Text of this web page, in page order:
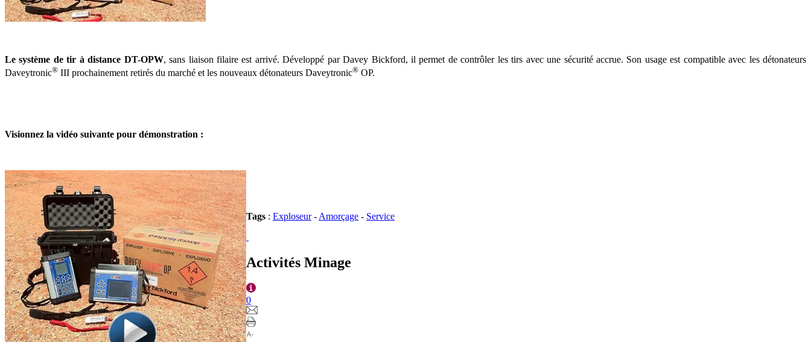
Le système de tir à distance DT-OPW, sans liaison filaire est arrivé. Développé par Davey Bickford, il permet de contrôler les tirs avec une sécurité accrue. Son usage est compatible avec les détonateurs
Daveytronic® III prochainement retirés du marché et les nouveaux détonateurs Daveytronic® OP.
Visionnez la vidéo suivante pour démonstration :
Tags : Exploseur- Amorçage - Service
Activités Minage
0